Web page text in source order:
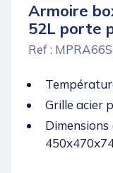
Armoire
52L porte
Ref : MPRA66S
Grille acier
Dimensions